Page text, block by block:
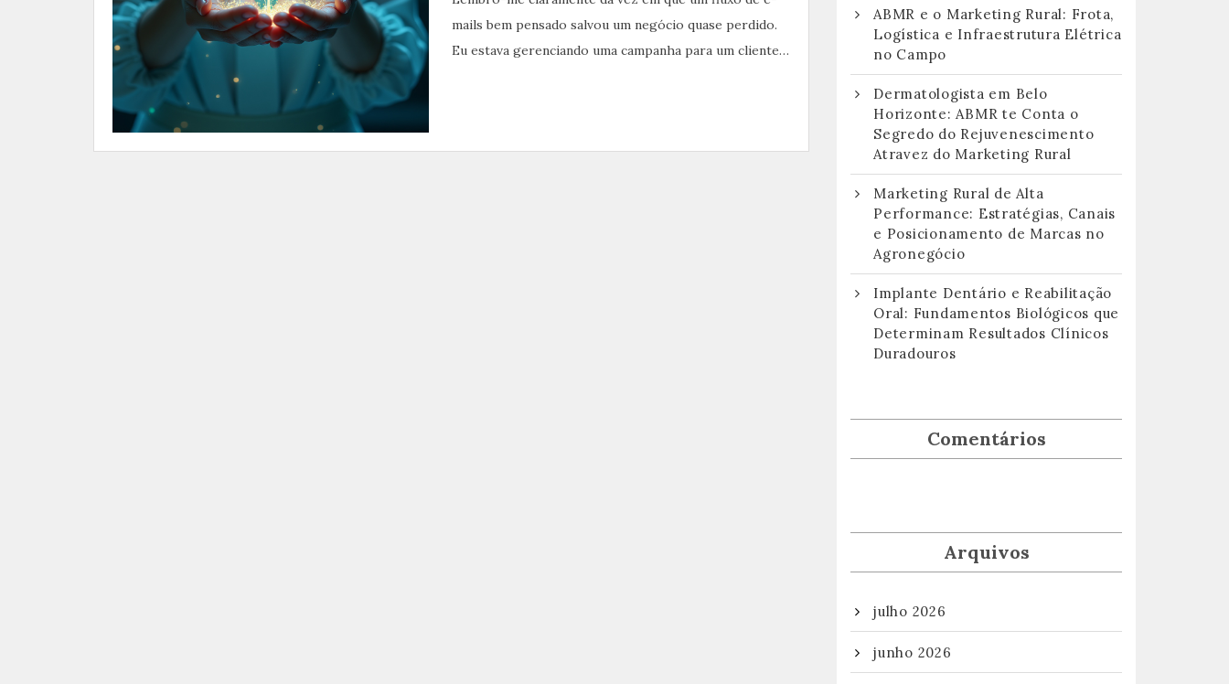
mails bem pensado salvou um negócio quase perdido.
Eu estava gerenciando uma campanha para um cliente…
ABMR e o Marketing Rural: Frota,
Logística e Infraestrutura Elétrica
no Campo
Dermatologista em Belo
Horizonte: ABMR te Conta o
Segredo do Rejuvenescimento
Atravez do Marketing Rural
Marketing Rural de Alta
Performance: Estratégias, Canais
e Posicionamento de Marcas no
Agronegócio
Implante Dentário e Reabilitação
Oral: Fundamentos Biológicos que
Determinam Resultados Clínicos
Duradouros
Comentários
Arquivos
julho 2026
junho 2026